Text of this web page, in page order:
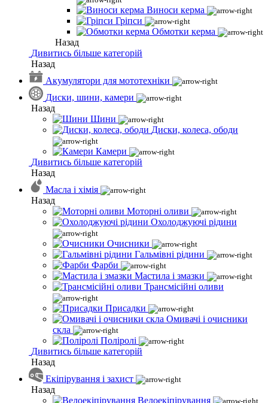
Виноси керма
Гріпси
Обмотки керма
Назад
Дивитись більше категорій
Назад
Акумулятори для мототехніки
Диски, шини, камери
Назад
Шини
Диски, колеса, ободи
Камери
Дивитись більше категорій
Назад
Масла і хімія
Назад
Моторні оливи
Охолоджуючі рідини
Очисники
Гальмівні рідини
Фарби
Мастила і змазки
Трансмісійні оливи
Присадки
Омивачі і очисники
скла
Поліролі
Дивитись більше категорій
Назад
Екіпірування і захист
Назад
Велоекіпірування